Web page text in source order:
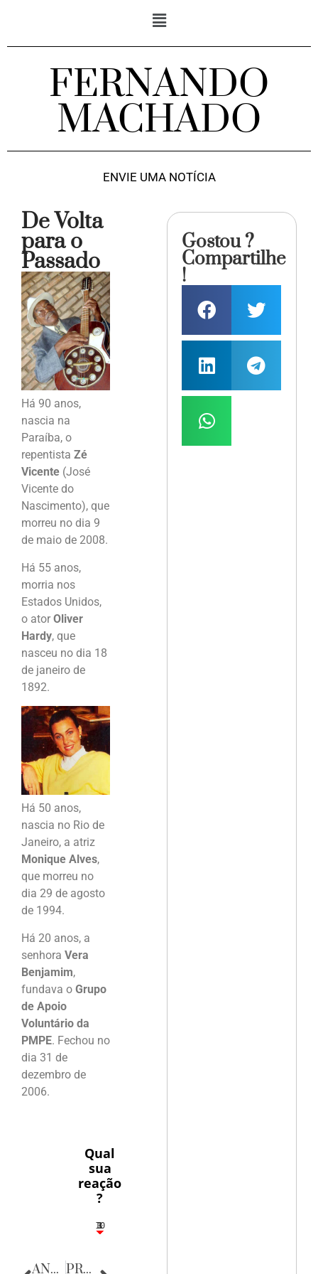
FERNANDO
MACHADO
ENVIE UMA NOTÍCIA
De Volta
para o
Passado
Há 90 anos,
nascia na
Paraíba, o
repentista Zé
Vicente (José
Vicente do
Nascimento), que
morreu no dia 9
de maio de 2008.
Há 55 anos,
morria nos
Estados Unidos,
o ator Oliver
Hardy, que
nasceu no dia 18
de janeiro de
1892.
Há 50 anos,
nascia no Rio de
Janeiro, a atriz
Monique Alves,
que morreu no
dia 29 de agosto
de 1994.
Há 20 anos, a
senhora Vera
Benjamim,
fundava o Grupo
de Apoio
Voluntário da
PMPE. Fechou no
dia 31 de
dezembro de
2006.
Qual
sua
reação
?
3
1
1
3
10
ANTERIOR PRÓXIMA
Gostou ?
Compartilhe
!